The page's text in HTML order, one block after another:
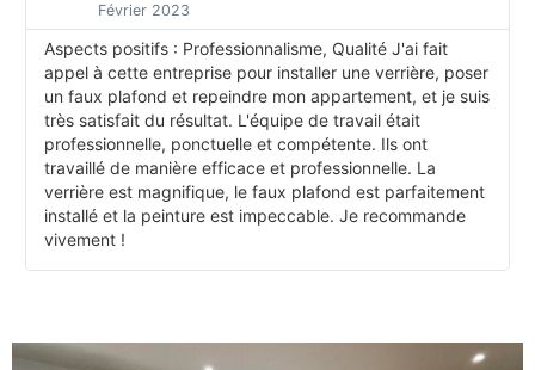
Février 2023
Aspects positifs : Professionnalisme, Qualité J'ai fait
appel à cette entreprise pour installer une verrière, poser
un faux plafond et repeindre mon appartement, et je suis
très satisfait du résultat. L'équipe de travail était
professionnelle, ponctuelle et compétente. Ils ont
travaillé de manière efficace et professionnelle. La
verrière est magnifique, le faux plafond est parfaitement
installé et la peinture est impeccable. Je recommande
vivement !